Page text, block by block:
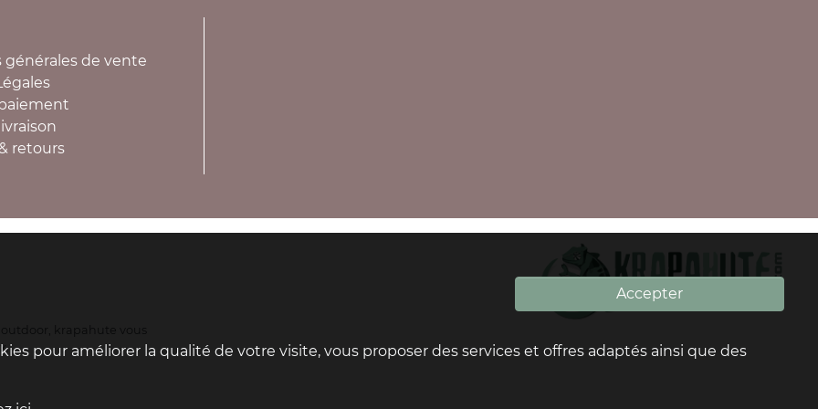
générales de vente
retours
krapahute vous
Accepter
pour améliorer la qualité de votre visite, vous proposer des services et offres adaptés ainsi que des